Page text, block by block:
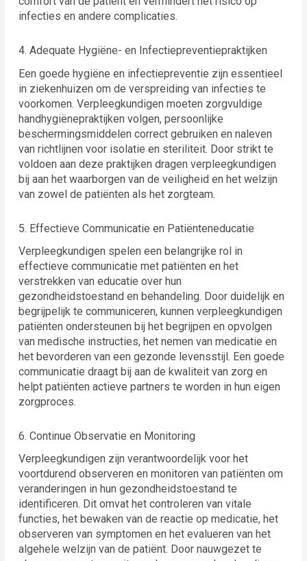
infecties en andere complicaties.
4. Adequate Hygiëne- en Infectiepreventiepraktijken
Een goede hygiëne en infectiepreventie zijn essentieel
in ziekenhuizen om de verspreiding van infecties te
voorkomen. Verpleegkundigen moeten zorgvuldige
handhygiënepraktijken volgen, persoonlijke
beschermingsmiddelen correct gebruiken en naleven
van richtlijnen voor isolatie en steriliteit. Door strikt te
voldoen aan deze praktijken dragen verpleegkundigen
bij aan het waarborgen van de veiligheid en het welzijn
van zowel de patiënten als het zorgteam.
5. Effectieve Communicatie en Patiënteneducatie
Verpleegkundigen spelen een belangrijke rol in
effectieve communicatie met patiënten en het
verstrekken van educatie over hun
gezondheidstoestand en behandeling. Door duidelijk en
begrijpelijk te communiceren, kunnen verpleegkundigen
patiënten ondersteunen bij het begrijpen en opvolgen
van medische instructies, het nemen van medicatie en
het bevorderen van een gezonde levensstijl. Een goede
communicatie draagt bij aan de kwaliteit van zorg en
helpt patiënten actieve partners te worden in hun eigen
zorgproces.
6. Continue Observatie en Monitoring
Verpleegkundigen zijn verantwoordelijk voor het
voortdurend observeren en monitoren van patiënten om
veranderingen in hun gezondheidstoestand te
identificeren. Dit omvat het controleren van vitale
functies, het bewaken van de reactie op medicatie, het
observeren van symptomen en het evalueren van het
algehele welzijn van de patiënt. Door nauwgezet te